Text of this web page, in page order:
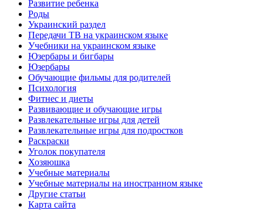
Развитие ребенка
Роды
Украинский раздел
Передачи ТВ на украинском языке
Учебники на украинском языке
Юзербары и бигбары
Юзербары
Обучающие фильмы для родителей
Психология
Фитнес и диеты
Развивающие и обучающие игры
Развлекательные игры для детей
Развлекательные игры для подростков
Раскраски
Уголок покупателя
Хозяюшка
Учебные материалы
Учебные материалы на иностранном языке
Другие статьи
Карта сайта